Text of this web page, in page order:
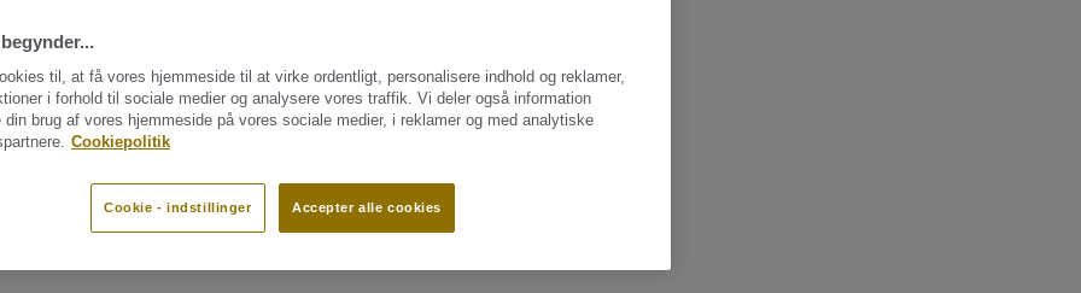
for
Navn
til, at få vores hjemmeside til at virke ordentligt, personalisere indhold og reklamer,
i forhold til sociale medier og analysere vores traffik. Vi deler også information
din brug af vores hjemmeside på vores sociale medier, i reklamer og med analytiske
Cookiepolitik
Accepter alle cookies
Cookie - indstillinger